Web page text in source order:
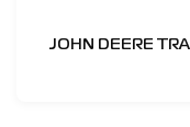
JOHN DEERE